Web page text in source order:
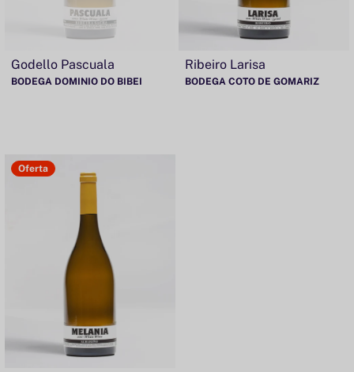
Godello Pascuala
BODEGA DOMINIO DO BIBEI
Ribeiro Larisa
BODEGA COTO DE GOMARIZ
Oferta